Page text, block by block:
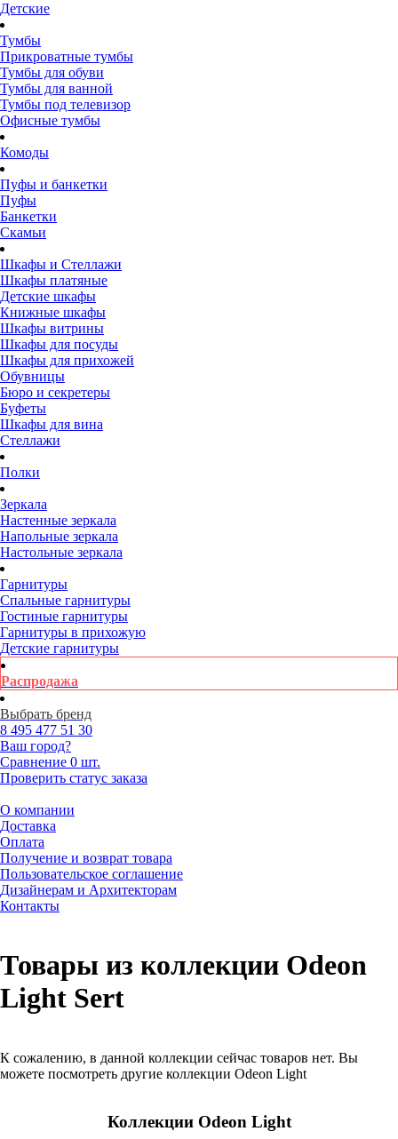
Детские
Тумбы
Прикроватные тумбы
Тумбы для обуви
Тумбы для ванной
Тумбы под телевизор
Офисные тумбы
Комоды
Пуфы и банкетки
Пуфы
Банкетки
Скамьи
Шкафы и Стеллажи
Шкафы платяные
Детские шкафы
Книжные шкафы
Шкафы витрины
Шкафы для посуды
Шкафы для прихожей
Обувницы
Бюро и секретеры
Буфеты
Шкафы для вина
Стеллажи
Полки
Зеркала
Настенные зеркала
Напольные зеркала
Настольные зеркала
Гарнитуры
Спальные гарнитуры
Гостиные гарнитуры
Гарнитуры в прихожую
Детские гарнитуры
Распродажа
Выбрать бренд
8 495 477 51 30
Ваш город?
Сравнение 0 шт.
Проверить статус заказа
О компании
Доставка
Оплата
Получение и возврат товара
Пользовательское соглашение
Дизайнерам и Архитекторам
Контакты
Товары из коллекции Odeon
Light Sert
К сожалению, в данной коллекции сейчас товаров нет. Вы
можете посмотреть другие коллекции Odeon Light
Коллекции Odeon Light